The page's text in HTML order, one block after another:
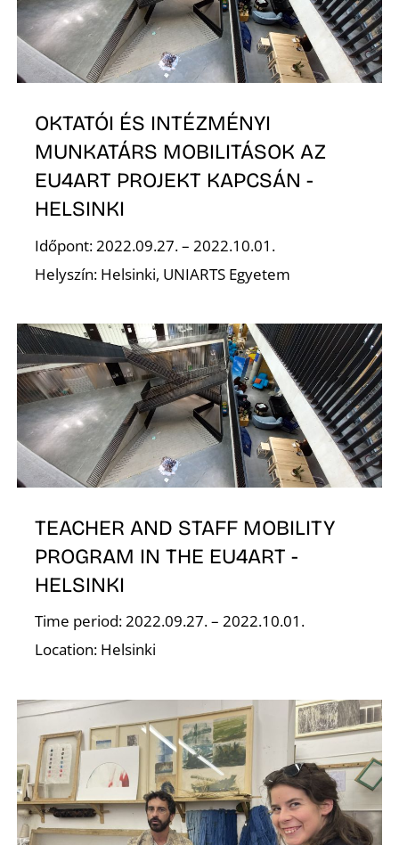
OKTATÓI ÉS INTÉZMÉNYI
MUNKATÁRS MOBILITÁSOK AZ
EU4ART PROJEKT KAPCSÁN -
HELSINKI
Időpont: 2022.09.27. – 2022.10.01.
Helyszín: Helsinki, UNIARTS Egyetem
TEACHER AND STAFF MOBILITY
PROGRAM IN THE EU4ART -
HELSINKI
Time period: 2022.09.27. – 2022.10.01.
Location: Helsinki